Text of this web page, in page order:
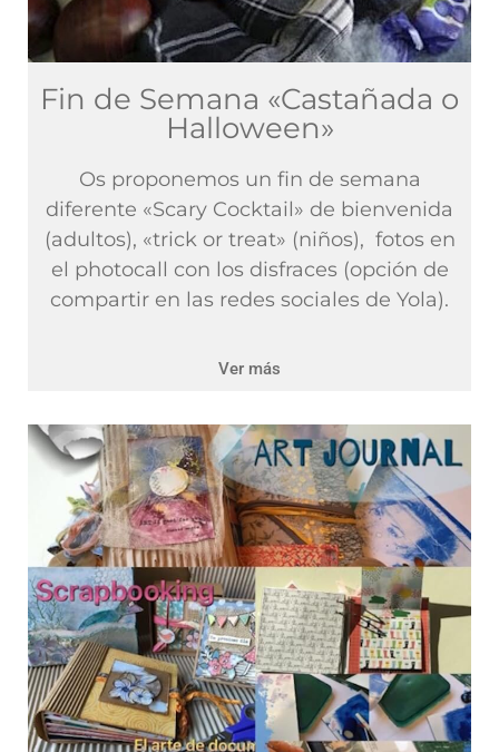
Fin de Semana «Castañada o
Halloween»
Os proponemos un fin de semana
diferente «Scary Cocktail» de bienvenida
(adultos), «trick or treat» (niños), fotos en
el photocall con los disfraces (opción de
compartir en las redes sociales de Yola).
Ver más